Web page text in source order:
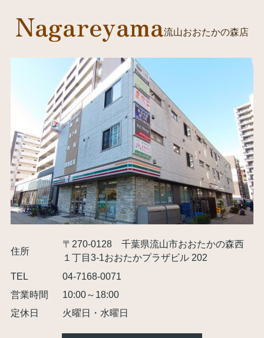
Nagareyama流山おおたかの森店
住所
〒270-0128 千葉県流山市おおたかの森西
１丁目3-1おおたかプラザビル 202
TEL
04-7168-0071
営業時間
10:00～18:00
定休日
火曜日・水曜日